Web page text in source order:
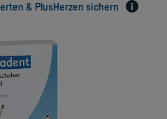
& PlusHerzen sichern